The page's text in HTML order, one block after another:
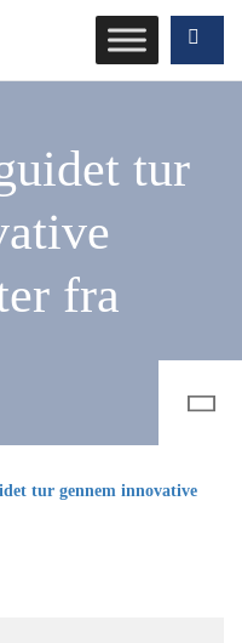
tur
fra
tur gennem innovative